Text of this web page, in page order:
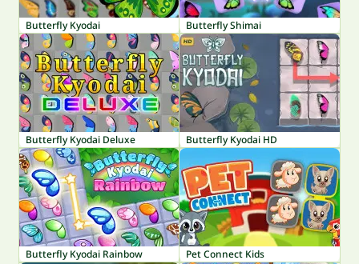
Butterfly Kyodai Butterfly Shimai
Butterfly Kyodai Deluxe Butterfly Kyodai HD
Butterfly Kyodai Rainbow Pet Connect Kids